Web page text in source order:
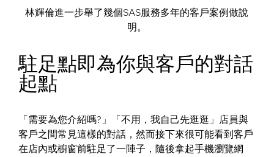
林輝倫進一步舉了幾個SAS服務多年的客戶案例做說
明。
駐足點即為你與客戶的對話
起點
「需要為您介紹嗎?」「不用，我自己先逛逛」店員與
客戶之間常見這樣的對話，然而接下來很可能看到客戶
在店內或櫥窗前駐足了一陣子，隨後拿起手機瀏覽網